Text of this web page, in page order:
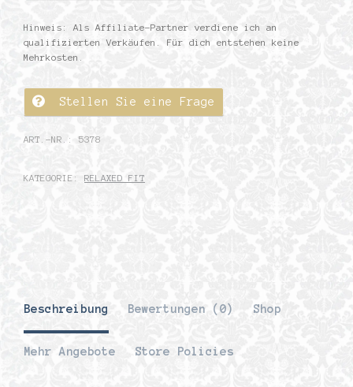
Hinweis: Als Affiliate-Partner verdiene ich an
qualifizierten Verkäufen. Für dich entstehen keine
Mehrkosten.
Stellen Sie eine Frage
ART.-NR.: 5378
KATEGORIE: RELAXED FIT
Beschreibung Bewertungen (0) Shop
Mehr Angebote Store Policies